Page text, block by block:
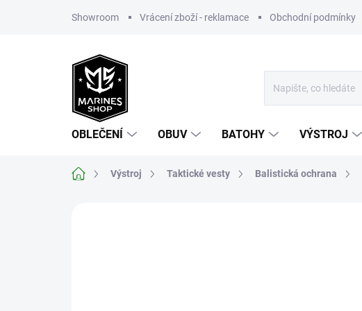
Showroom Vrácení zboží - reklamace Obchodní podmínky
OBLEČENÍ OBUV BATOHY VÝSTROJ
Domů Výstroj Taktické vesty Balistická ochrana